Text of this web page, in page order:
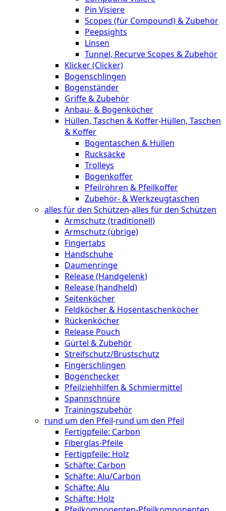
Pin Visiere
Scopes (für Compound) & Zubehör
Peepsights
Linsen
Tunnel, Recurve Scopes & Zubehör
Klicker (Clicker)
Bogenschlingen
Bogenständer
Griffe & Zubehör
Anbau- & Bogenköcher
Hüllen, Taschen & Koffer-Hüllen, Taschen
& Koffer
Bogentaschen & Hüllen
Rucksäcke
Trolleys
Bogenkoffer
Pfeilröhren & Pfeilkoffer
Zubehör- & Werkzeugtaschen
alles für den Schützen-alles für den Schützen
Armschutz (traditionell)
Armschutz (übrige)
Fingertabs
Handschuhe
Daumenringe
Release (Handgelenk)
Release (handheld)
Seitenköcher
Feldköcher & Hosentaschenköcher
Rückenköcher
Release Pouch
Gürtel & Zubehör
Streifschutz/Brustschutz
Fingerschlingen
Bogenchecker
Pfeilziehhilfen & Schmiermittel
Spannschnüre
Trainingszubehör
rund um den Pfeil-rund um den Pfeil
Fertigpfeile: Carbon
Fiberglas-Pfeile
Fertigpfeile: Holz
Schäfte: Carbon
Schäfte: Alu/Carbon
Schäfte: Alu
Schäfte: Holz